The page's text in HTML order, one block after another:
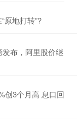
原地打转”?
发布，阿里股价继
创3个月高 息口回